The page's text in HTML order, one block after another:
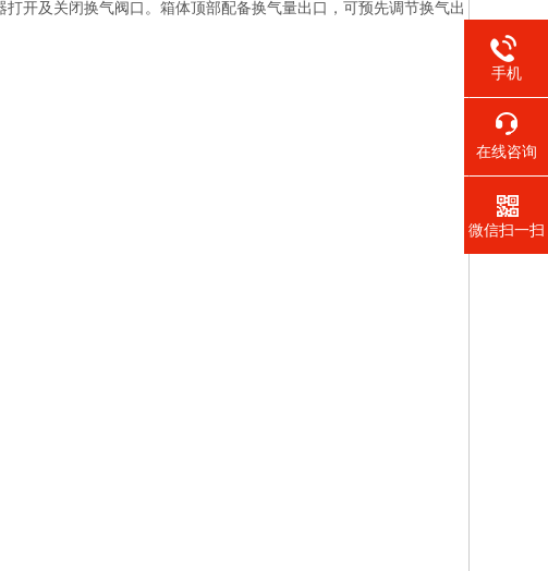
开及关闭换气阀口。箱体顶部配备换气量出口，可预先调节换气出
手机
在线咨询
微信扫一扫